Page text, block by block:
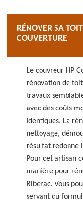
RÉNOVER SA
COUVERTURE
Le couvreur HP
rénovation de
travaux
avec des coûts
identiques. La
nettoyage,
résultat redonne
Pour cet artisan
manière pour
Riberac. Vous
servant du